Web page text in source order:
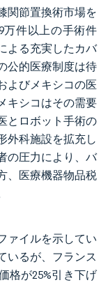
関節置換術市場を
万件以上の手術件
よる充実したカバ
公的医療制度は待
よびメキシコの医
キシコはその需要
とロボット手術の
外科施設を拡充し
の圧力により、バ
、医療機器物品税
ァイルを示してい
いるが、フランス
格が25%引き下げ